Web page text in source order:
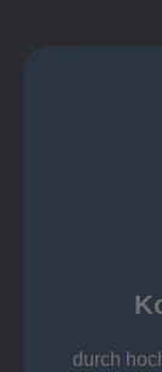
durch
„Fach“.
findet die
Meister,